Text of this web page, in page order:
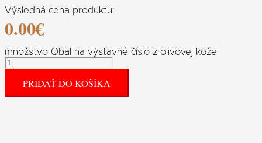
Výsledná cena produktu:
0.00€
množstvo Obal na výstavné číslo z olivovej kože
PRIDAŤ DO KOŠÍKA